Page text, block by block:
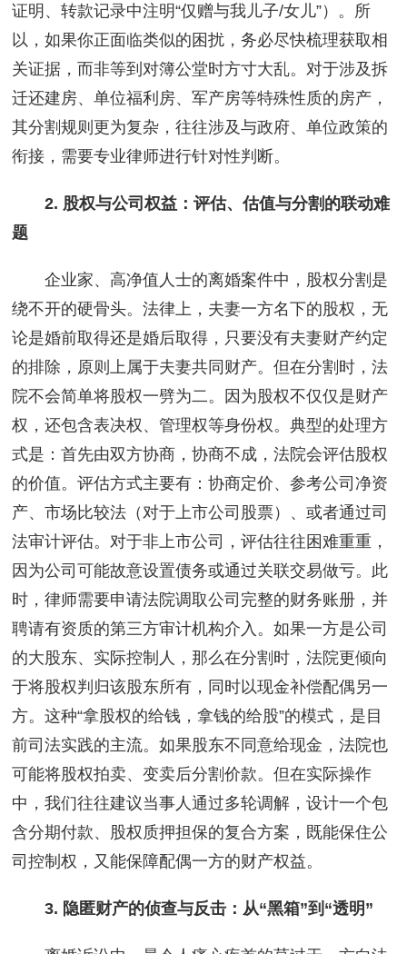
证明、转款记录中注明“仅赠与我儿子/女儿”）。所
以，如果你正面临类似的困扰，务必尽快梳理获取相
关证据，而非等到对簿公堂时方寸大乱。对于涉及拆
迁还建房、单位福利房、军产房等特殊性质的房产，
其分割规则更为复杂，往往涉及与政府、单位政策的
衔接，需要专业律师进行针对性判断。
2. 股权与公司权益：评估、估值与分割的联动难
题
企业家、高净值人士的离婚案件中，股权分割是
绕不开的硬骨头。法律上，夫妻一方名下的股权，无
论是婚前取得还是婚后取得，只要没有夫妻财产约定
的排除，原则上属于夫妻共同财产。但在分割时，法
院不会简单将股权一劈为二。因为股权不仅仅是财产
权，还包含表决权、管理权等身份权。典型的处理方
式是：首先由双方协商，协商不成，法院会评估股权
的价值。评估方式主要有：协商定价、参考公司净资
产、市场比较法（对于上市公司股票）、或者通过司
法审计评估。对于非上市公司，评估往往困难重重，
因为公司可能故意设置债务或通过关联交易做亏。此
时，律师需要申请法院调取公司完整的财务账册，并
聘请有资质的第三方审计机构介入。如果一方是公司
的大股东、实际控制人，那么在分割时，法院更倾向
于将股权判归该股东所有，同时以现金补偿配偶另一
方。这种“拿股权的给钱，拿钱的给股”的模式，是目
前司法实践的主流。如果股东不同意给现金，法院也
可能将股权拍卖、变卖后分割价款。但在实际操作
中，我们往往建议当事人通过多轮调解，设计一个包
含分期付款、股权质押担保的复合方案，既能保住公
司控制权，又能保障配偶一方的财产权益。
3. 隐匿财产的侦查与反击：从“黑箱”到“透明”